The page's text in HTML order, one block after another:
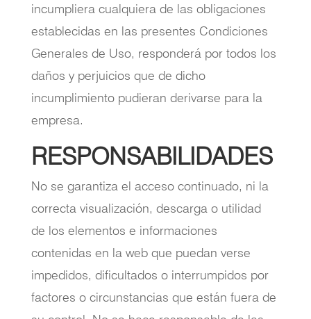
incumpliera cualquiera de las obligaciones
establecidas en las presentes Condiciones
Generales de Uso, responderá por todos los
daños y perjuicios que de dicho
incumplimiento pudieran derivarse para la
empresa.
RESPONSABILIDADES
No se garantiza el acceso continuado, ni la
correcta visualización, descarga o utilidad
de los elementos e informaciones
contenidas en la web que puedan verse
impedidos, dificultados o interrumpidos por
factores o circunstancias que están fuera de